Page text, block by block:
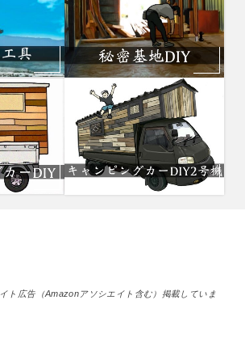
ト広告（Amazonアソシエイト含む）掲載していま